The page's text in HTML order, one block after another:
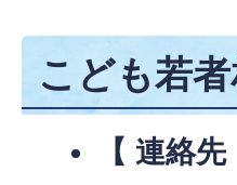
こども若
【 連絡